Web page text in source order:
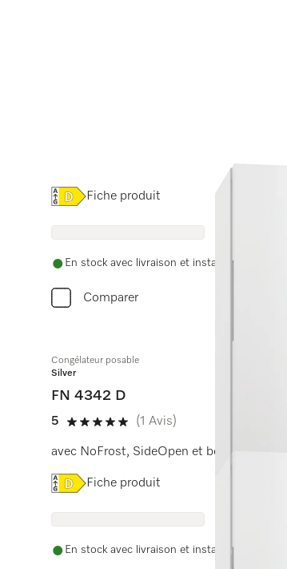
Online Label Flag, Etiquette
Fiche produit
En stock avec livraison et installation gratuites
Comparer
Congélateur posable
Silver
FN 4342 D
5
5 étoiles sur 5
(1 Avis)
avec NoFrost, SideOpen et box XXL pour
Online Label Flag, Etiquette
Fiche produit
En stock avec livraison et installation gratuites